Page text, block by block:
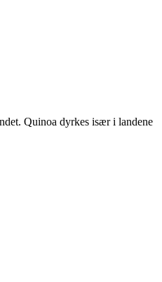
Quinoa dyrkes især i landene